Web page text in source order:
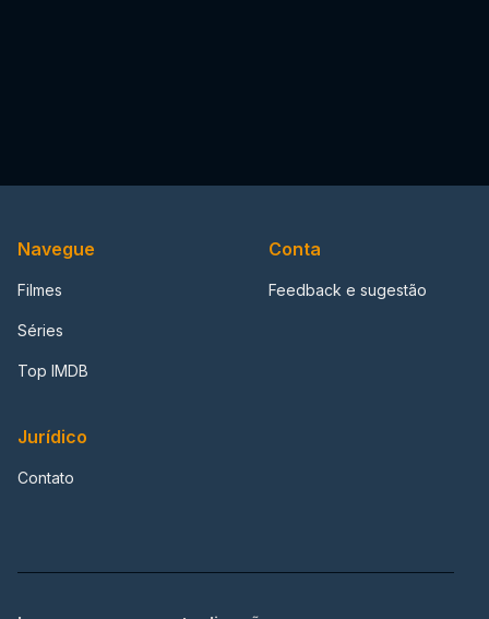
Navegue
Filmes
Séries
Top IMDB
Conta
Feedback e sugestão
Jurídico
Contato